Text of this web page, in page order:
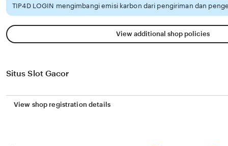
TIP4D LOGIN mengimbangi emisi karbon dari pengiriman dan
View additional shop policies
Situs Slot Gacor
View shop registration details